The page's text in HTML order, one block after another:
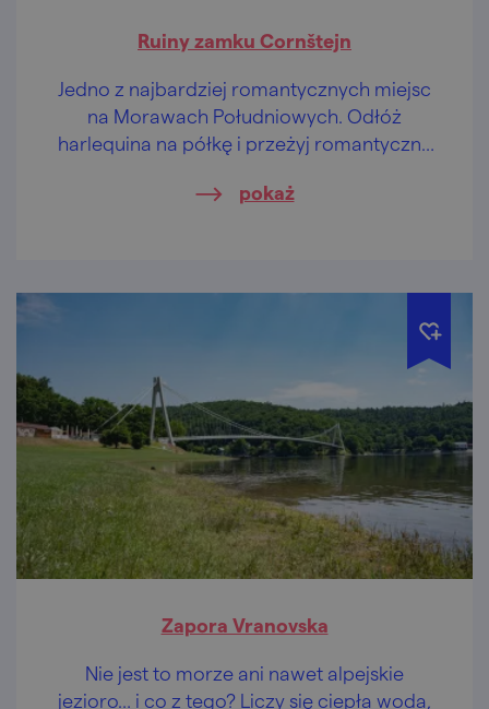
Ruiny zamku Cornštejn
Jedno z najbardziej romantycznych miejsc
na Morawach Południowych. Odłóż
harlequina na półkę i przeżyj romantyczną
pokaż
Zapora Vranovska
Nie jest to morze ani nawet alpejskie
jezioro… i co z tego? Liczy się ciepła woda,